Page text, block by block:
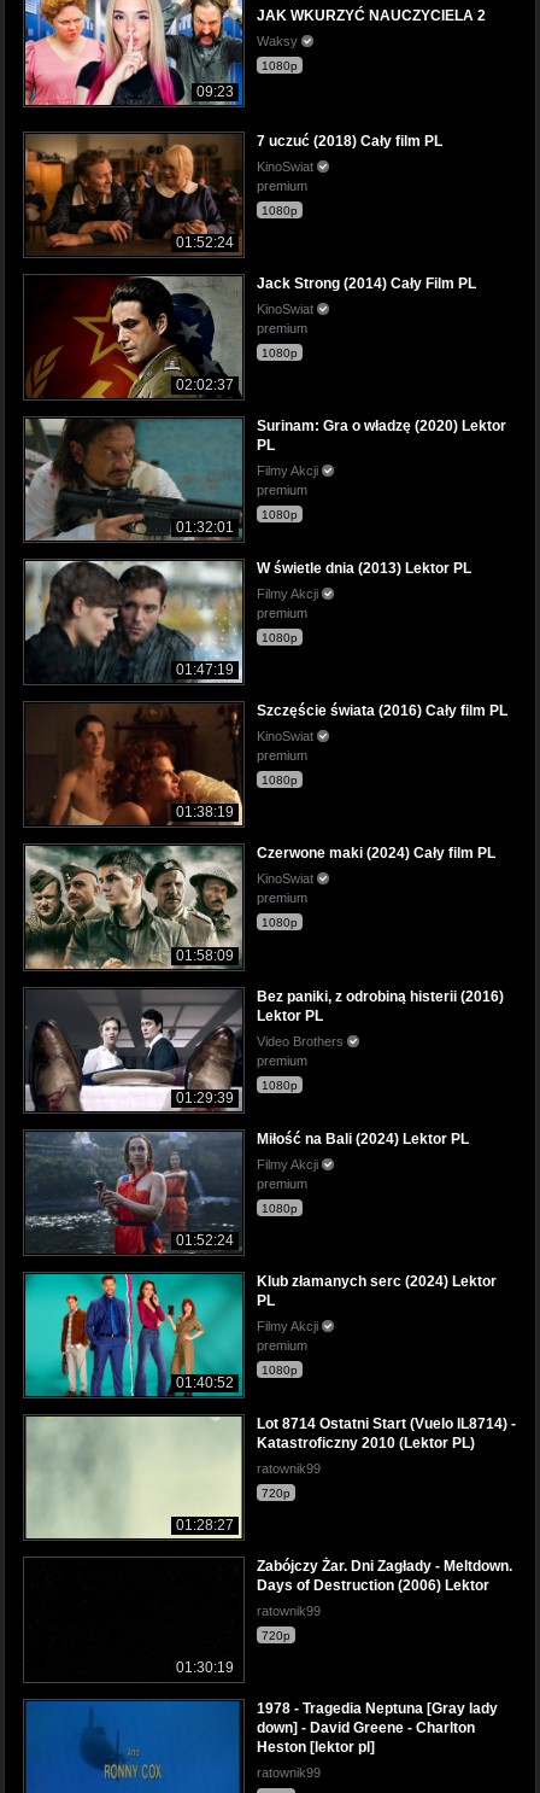
09:23
JAK WKURZYĆ NAUCZYCIELA 2
Waksy
1080p
01:52:24
7 uczuć (2018) Cały film PL
KinoSwiat
premium
1080p
02:02:37
Jack Strong (2014) Cały Film PL
KinoSwiat
premium
1080p
01:32:01
Surinam: Gra o władzę (2020) Lektor
PL
Filmy Akcji
premium
1080p
01:47:19
W świetle dnia (2013) Lektor PL
Filmy Akcji
premium
1080p
01:38:19
Szczęście świata (2016) Cały film PL
KinoSwiat
premium
1080p
01:58:09
Czerwone maki (2024) Cały film PL
KinoSwiat
premium
1080p
01:29:39
Bez paniki, z odrobiną histerii (2016)
Lektor PL
Video Brothers
premium
1080p
01:52:24
Miłość na Bali (2024) Lektor PL
Filmy Akcji
premium
1080p
01:40:52
Klub złamanych serc (2024) Lektor
PL
Filmy Akcji
premium
1080p
01:28:27
Lot 8714 Ostatni Start (Vuelo IL8714) -
Katastroficzny 2010 (Lektor PL)
ratownik99
720p
01:30:19
Zabójczy Żar. Dni Zagłady - Meltdown.
Days of Destruction (2006) Lektor
ratownik99
720p
1978 - Tragedia Neptuna [Gray lady
down] - David Greene - Charlton
Heston [lektor pl]
ratownik99